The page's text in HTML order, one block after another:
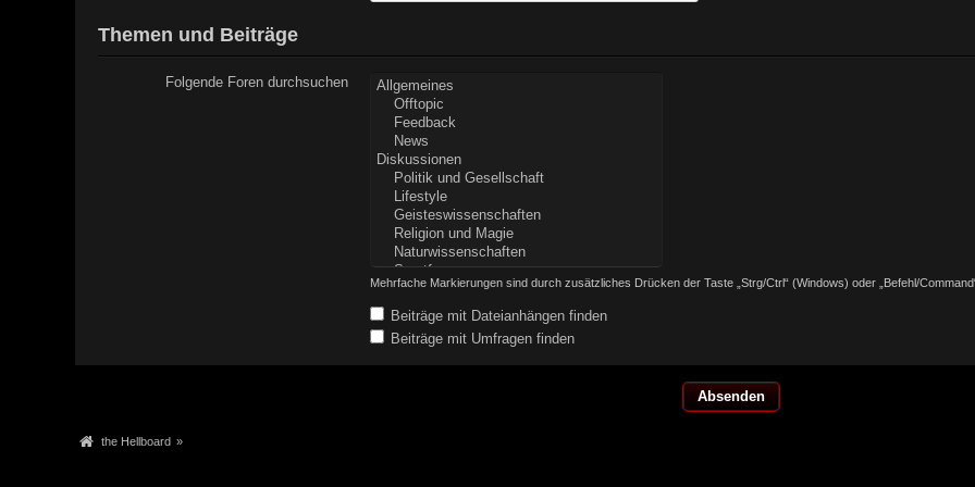
Themen und Beiträge
Folgende Foren durchsuchen
Mehrfache Markierungen sind durch zusätzliches Drücken der Taste „Strg/Ctrl“ (Windows) oder „Befehl/
Beiträge mit Dateianhängen finden
Beiträge mit Umfragen finden
the Hellboard »